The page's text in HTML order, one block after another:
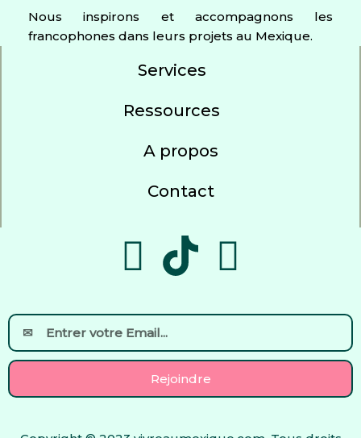
Nous inspirons et accompagnons les
francophones dans leurs projets au Mexique.
Services
Ressources
A propos
Contact
F
c
e
Y
t
Email
Rejoindre